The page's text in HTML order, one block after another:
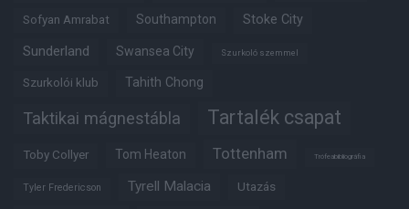
Sofyan Amrabat Southampton Stoke City
Sunderland Swansea City Szurkoló szemmel
Szurkolói klub Tahith Chong
Taktikai mágnestábla Tartalék csapat
Toby Collyer Tom Heaton Tottenham Trófeabibliográfia
Tyler Fredericson Tyrell Malacia Utazás